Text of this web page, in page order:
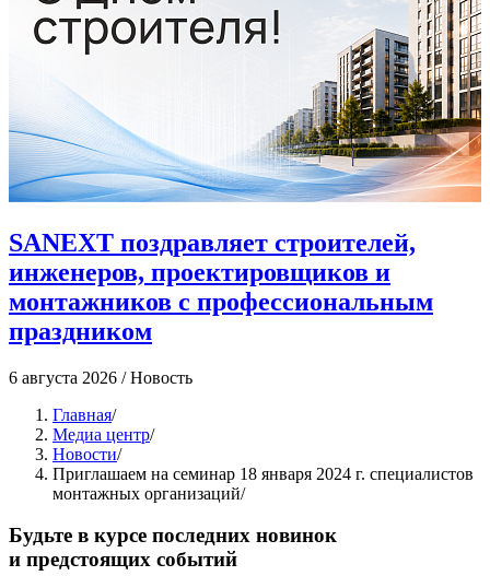
SANEXT поздравляет строителей,
инженеров, проектировщиков и
монтажников с профессиональным
праздником
6 августа 2026 / Новость
Главная/
Медиа центр/
Новости/
Приглашаем на семинар 18 января 2024 г. специалистов
монтажных организаций/
Будьте в курсе последних новинок
и предстоящих событий